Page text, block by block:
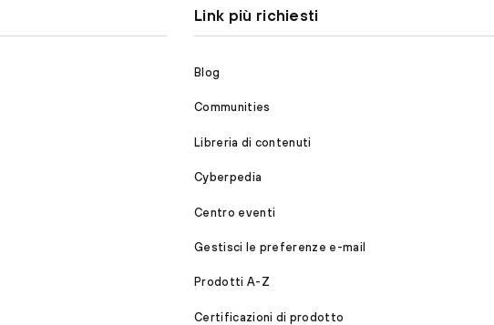
Link più richiesti
Blog
Communities
Libreria di contenuti
Cyberpedia
Centro eventi
Gestisci le preferenze e-mail
Prodotti A-Z
Certificazioni di prodotto